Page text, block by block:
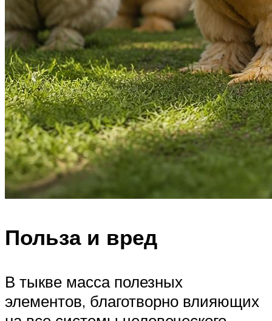
Польза и вред
В тыкве масса полезных
элементов, благотворно влияющих